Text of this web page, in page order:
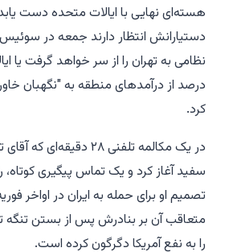
هسته‌ای نهایی با ایالات متحده دست
دستیارانش انتظار دارند جمعه در
درصد از درآمدهای منطقه به "نگهبان
کرد.
در یک مکالمه تلفنی ۲۸
سفید آغاز کرد و یک تماس پیگیری
تصمیم او برای حمله به ایران در اواخر
متعاقب آن بر بنادرش پس از بستن تنگه
را به نفع آمریکا دگرگون کرده است.